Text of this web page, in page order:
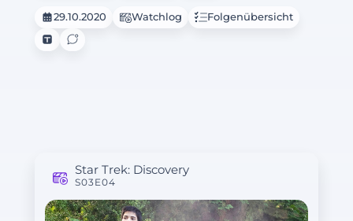
29.10.2020 Watchlog Folgenübersicht
Star Trek: Discovery
S03E04